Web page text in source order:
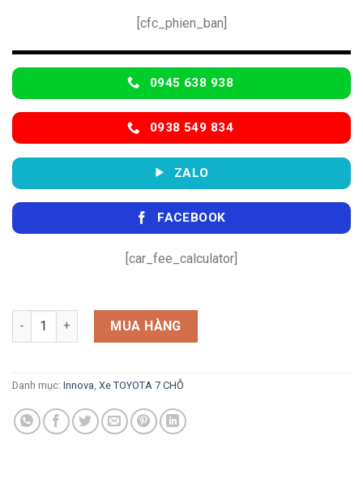
[cfc_phien_ban]
0945 638 938
0938 549 834
ZALO
FACEBOOK
[car_fee_calculator]
Innova Cross V số lượngMUA HÀNG
Danh mục: Innova Xe TOYOTA 7 CHỖ